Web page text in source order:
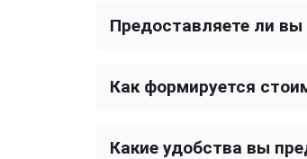
Предоставляете ли
Как формируется
Какие удобства вы